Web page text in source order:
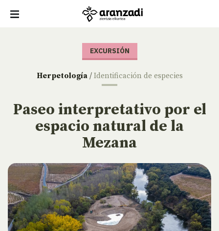
EXCURSIÓN
Herpetología/ Identificación de especies
Paseo interpretativo por el
espacio natural de la
Mezana